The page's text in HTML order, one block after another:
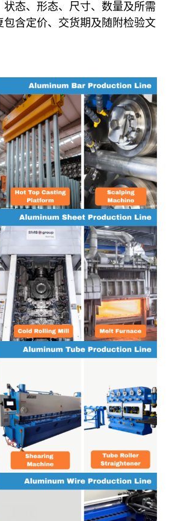
状态、形态、尺寸、数量及所需
包含定价、交货期及随附检验文